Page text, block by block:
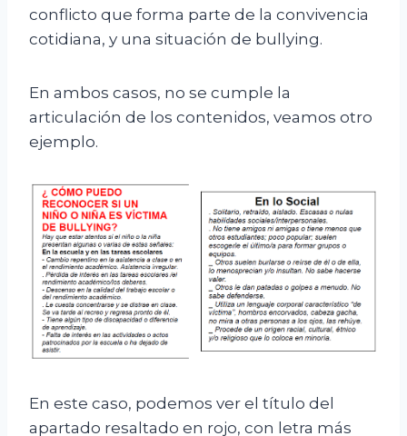
conflicto que forma parte de la convivencia
cotidiana, y una situación de bullying.
En ambos casos, no se cumple la
articulación de los contenidos, veamos otro
ejemplo.
En este caso, podemos ver el título del
apartado resaltado en rojo, con letra más